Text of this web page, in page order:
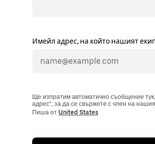
Имейл адрес, на който нашият
Ще изпратим автоматично съобщение
адрес“, за да се свържете с член на
Пиша от United States